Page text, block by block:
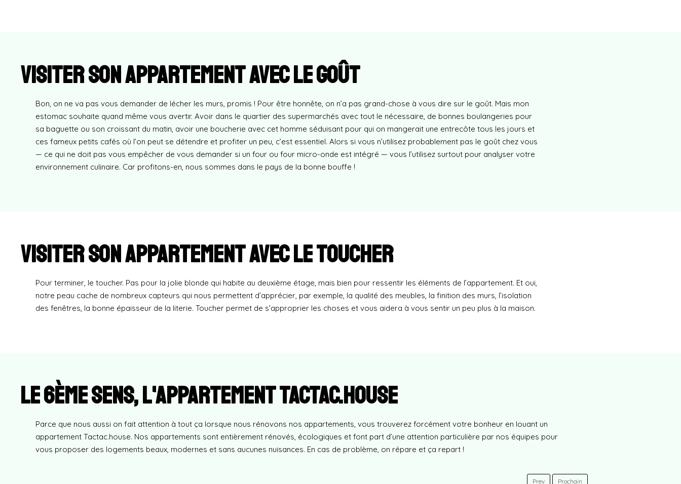
Visiter son appartement avec le goût
Bon, on ne va pas vous demander de lécher les murs, promis ! Pour être honnête, on n’a pas grand-chose à vous dire sur le goût. Mais mon
estomac souhaite quand même vous avertir. Avoir dans le quartier des supermarchés avec tout le nécessaire, de bonnes boulangeries pour
sa baguette ou son croissant du matin, avoir une boucherie avec cet homme séduisant pour qui on mangerait une entrecôte tous les jours et
ces fameux petits cafés où l’on peut se détendre et profiter un peu, c’est essentiel. Alors si vous n’utilisez probablement pas le goût chez vous
— ce qui ne doit pas vous empêcher de vous demander si un four ou four micro-onde est intégré — vous l’utilisez surtout pour analyser votre
environnement culinaire. Car profitons-en, nous sommes dans le pays de la bonne bouffe !
Visiter son appartement avec le toucher
Pour terminer, le toucher. Pas pour la jolie blonde qui habite au deuxième étage, mais bien pour ressentir les éléments de l’appartement. Et oui,
notre peau cache de nombreux capteurs qui nous permettent d’apprécier, par exemple, la qualité des meubles, la finition des murs, l’isolation
des fenêtres, la bonne épaisseur de la literie. Toucher permet de s’approprier les choses et vous aidera à vous sentir un peu plus à la maison.
Le 6ème sens, l'appartement Tactac.house
Parce que nous aussi on fait attention à tout ça lorsque nous rénovons nos appartements, vous trouverez forcément votre bonheur en louant un
appartement Tactac.house. Nos appartements sont entièrement rénovés, écologiques et font part d’une attention particulière par nos équipes pour
vous proposer des logements beaux, modernes et sans aucunes nuisances. En cas de problème, on répare et ça repart !
Prev Prochain